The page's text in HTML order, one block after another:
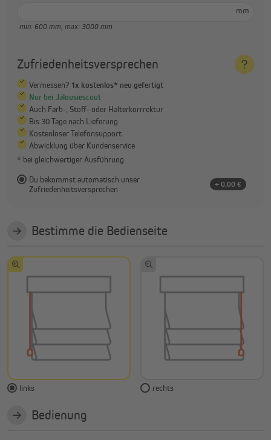
mm
min: 600 mm, max: 3000 mm
Zufriedenheitsversprechen
Vermessen? 1x kostenlos* neu gefertigt
Nur bei Jalousiescout
Auch Farb-, Stoff- oder Halterkorrrektur
Bis 30 Tage nach Lieferung
Kostenloser Telefonsupport
Abwicklung über Kundenservice
* bei gleichwertiger Ausführung
Du bekommst automatisch unser
Zufriedenheitsversprechen
+ 0,00 €
Bestimme die Bedienseite
links rechts
Bedienung